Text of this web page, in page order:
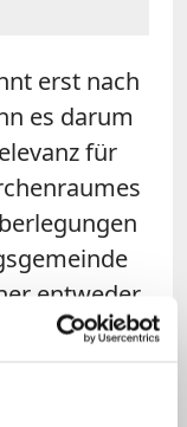
erst nach
es darum
für
entweder
die aus